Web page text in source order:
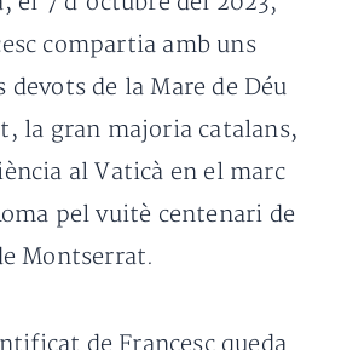
compartia amb uns
de la Mare de Déu
la gran majoria catalans,
al Vaticà en el marc
pel vuitè centenari de
Montserrat.
de Francesc queda